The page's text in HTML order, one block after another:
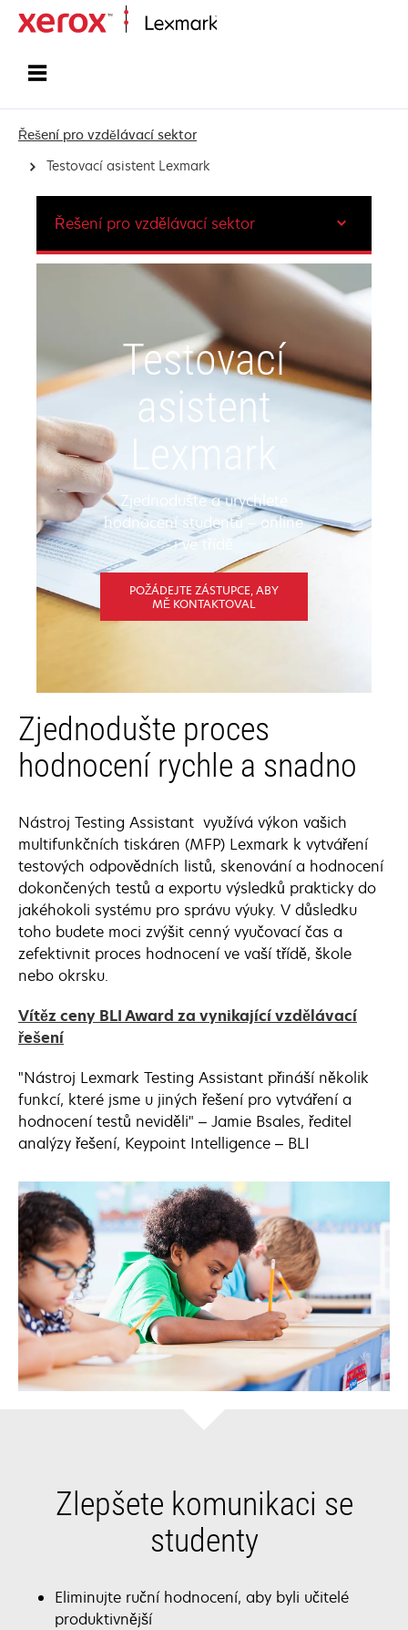
Řešení pro vzdělávací sektor
Testovací asistent Lexmark
Testovací
asistent
Lexmark
Zjednodušte a urychlete
hodnocení studentů – online
i ve třídě
POŽÁDEJTE ZÁSTUPCE, ABY
MĚ KONTAKTOVAL
Řešení pro vzdělávací sektor
Zjednodušte proces
hodnocení rychle a snadno
Nástroj Testing Assistant využívá výkon vašich
multifunkčních tiskáren (MFP) Lexmark k vytváření
testových odpovědních listů, skenování a hodnocení
dokončených testů a exportu výsledků prakticky do
jakéhokoli systému pro správu výuky. V důsledku
toho budete moci zvýšit cenný vyučovací čas a
zefektivnit proces hodnocení ve vaší třídě, škole
nebo okrsku.
Vítěz ceny BLI Award za vynikající vzdělávací
řešeníopens
a
new
tab
"Nástroj Lexmark Testing Assistant přináší několik
funkcí, které jsme u jiných řešení pro vytváření a
hodnocení testů neviděli" – Jamie Bsales, ředitel
analýzy řešení, Keypoint Intelligence – BLI
Zlepšete komunikaci se
studenty
Eliminujte ruční hodnocení, aby byli učitelé
produktivnější